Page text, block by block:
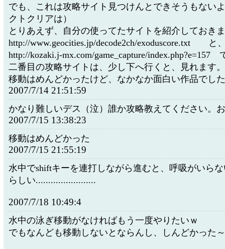
でも、これは攻略サイト見つけんとできそうもない
クトクリアは）
とりあえず、自分の使ってたサイトを紹介しておき
http://www.geocities.jp/decode2ch/exoduscore.txt と
http://kozaki.j-mx.com/game_capture/index.php?e=157
二番目の攻略サイトは、少し下へ行くと、見れます。
移動はめんどかったけど、なかなか面白い作品でした
2007/7/14 21:51:59
かなり難しいデス（泣）誰か攻略教えてください。
2007/7/15 13:38:23
移動はめんどかった
2007/7/15 21:55:19
水中でshiftキーを連打しながら進むと、呼吸がいら
らしい........................
2007/7/18 10:49:4
水中の泳ぎ移動がなければもう一度やりたいｗ
でもなんども移動しないとならんし、しんどかった～